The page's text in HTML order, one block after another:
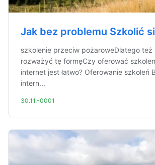
Jak bez problemu Szkolić
szkolenie przeciw pożaroweDlatego też
rozważyć tę formęCzy oferować
internet jest łatwo? Oferowanie szkoleń
intern...
30.11.-0001